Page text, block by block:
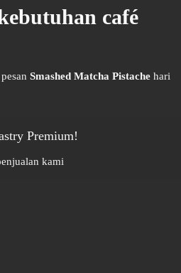
café
Smashed Matcha Pistache hari
Premium!
kami